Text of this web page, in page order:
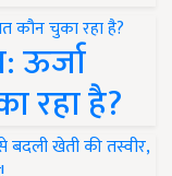
ऊर्जा
रहा है?